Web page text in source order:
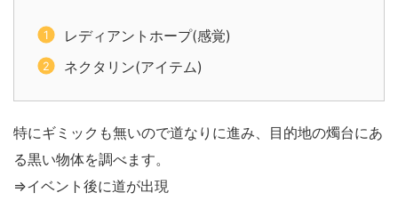
レディアントホープ(感覚)
ネクタリン(アイテム)
特にギミックも無いので道なりに進み、目的地の燭台にあ
る黒い物体を調べます。
⇒イベント後に道が出現